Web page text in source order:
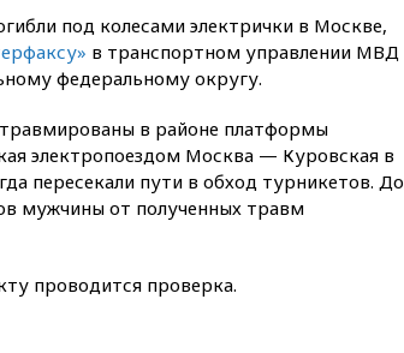
под колесами электрички в Москве,
в транспортном управлении МВД
федеральному округу.
в районе платформы
электропоездом Москва — Куровская в
пересекали пути в обход турникетов. До
мужчины от полученных травм
проводится проверка.